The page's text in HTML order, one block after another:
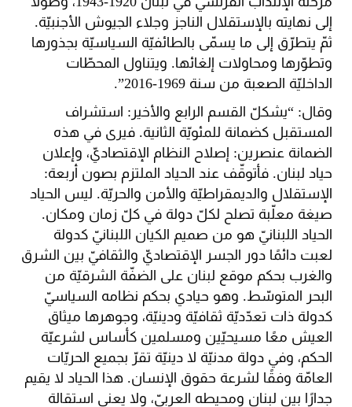
إلى نهايته بالإستقلال الناجز وجلاء الجيوش الأجنبيّة.
ثمّ يتطرّق إلى ما يسمّى بالطائفيّة السياسيّة بجذورها
وتطوّرها ومحاولات إلغائها. ويتناول المحطّات
الداخليّة الصعبة من سنة 1969-2016”.
وقال: “يشكلّ القسم الرابع والأخير: استشراف
المستقبل كضمانة للمئويّة الثانية. فيرى في هذه
الضمانة عنصرين: إصلاح النظام الإقتصاديّ، وإعلان
حياد لبنان. فأتوقّف عند الحياد الملتزم بصون أربعة:
الإستقلال والديمقراطيّة والأمن والحريّة. ليس الحياد
صيغة معلّبة تصلح لكلّ دولة في كلّ زمان ومكان.
الحياد اللبنانيّ هو من صميم الكيان اللبنانيّ كدولة
لعبت دائمًا دور الجسر الإقتصاديّ والثقافيّ بين الشرق
والغرب بحكم موقع لبنان على الضفّة الشرقيّة من
البحر المتوسّط. وهو حيادي بحكم نظامه السياسيّ
كدولة ذات تعدّديّة ثقافيّة ودينيّة، وجوهرها ميثاق
العيش معًا مسيحيّين ومسلمين كأساس لشرعيّة
الحكم، وفي دولة مدنيّة لا دينيّة تقرّ بجميع الحريّات
العامّة وفقًا لشرعة حقوق الإنسان. هذا الحياد لا يقيم
جدارًا بين لبنان ومحيطه العربيّ، ولا يعني استقالة